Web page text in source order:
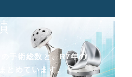
手術総数と、R7年の
とめています。